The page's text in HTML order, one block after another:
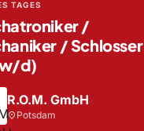
TAGES
/
/ Schlosser
d)
R.O.M. GmbH
location_on Potsdam